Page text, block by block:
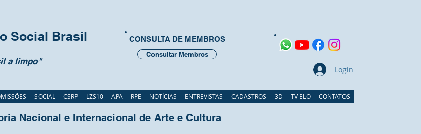
Social Brasil
a limpo"
CONSULTA DE MEMBROS
Consultar Membros
Login
Nacional e Internacional de Arte e Cultura
SOCIAL CSRP LZS10 APA RPE NOTÍCIAS ENTREVISTAS CADASTROS 3D TV ELO CONTATOS